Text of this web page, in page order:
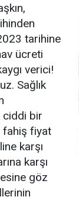
tarihine
ücreti
verici!
Sağlık
ciddi bir
fahiş fiyat
karşı
karşı
göz